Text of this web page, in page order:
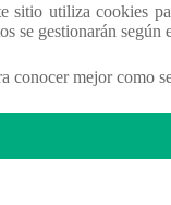
sitio utiliza cookies
se gestionarán según
conocer mejor como